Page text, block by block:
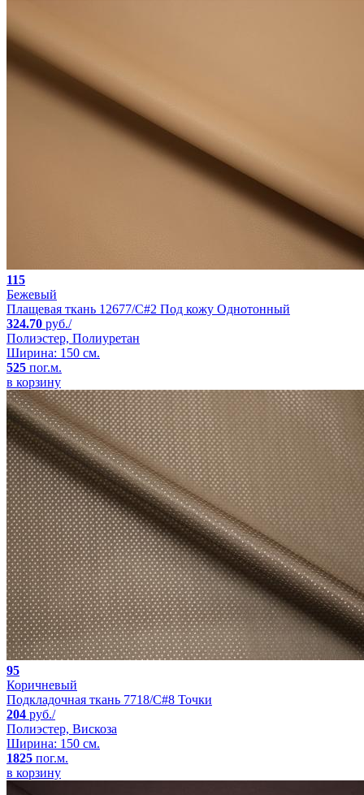
115
Бежевый
Плащевая ткань 12677/C#2 Под кожу Однотонный
324.70 руб./
Полиэстер, Полиуретан
Ширина: 150 см.
525 пог.м.
в корзину
95
Коричневый
Подкладочная ткань 7718/C#8 Точки
204 руб./
Полиэстер, Вискоза
Ширина: 150 см.
1825 пог.м.
в корзину